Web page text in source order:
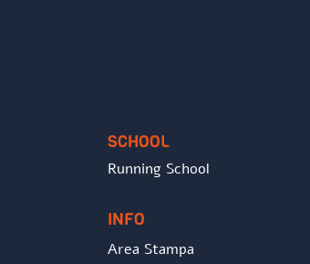
SCHOOL
Running School
INFO
Area Stampa